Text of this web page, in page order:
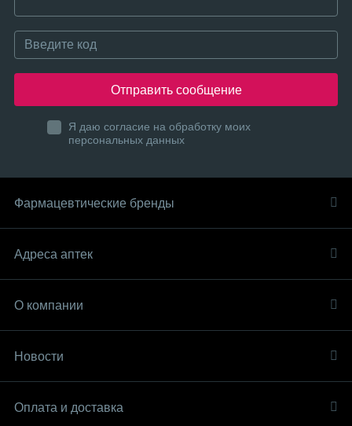
Отправить сообщение
Я даю согласие на обработку моих
персональных данных
Фармацевтические бренды
Адреса аптек
О компании
Новости
Оплата и доставка